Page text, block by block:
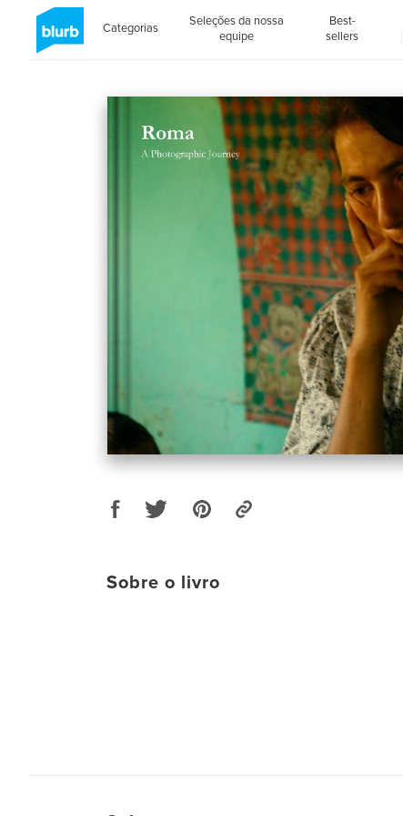
Categorias
Seleções da nossa
equipe
Best-
sellers
Sobre o livro